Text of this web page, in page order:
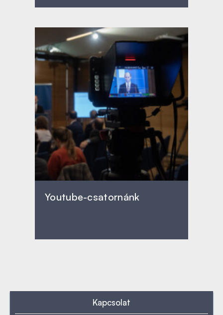
Youtube-csatornánk
Kapcsolat